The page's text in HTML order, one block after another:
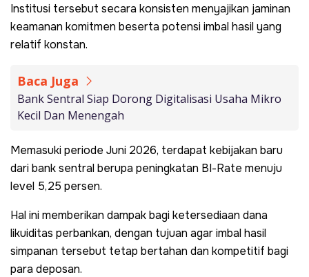
Institusi tersebut secara konsisten menyajikan jaminan
keamanan komitmen beserta potensi imbal hasil yang
relatif konstan.
Baca Juga
Bank Sentral Siap Dorong Digitalisasi Usaha Mikro
Kecil Dan Menengah
Memasuki periode Juni 2026, terdapat kebijakan baru
dari bank sentral berupa peningkatan BI-Rate menuju
level 5,25 persen.
Hal ini memberikan dampak bagi ketersediaan dana
likuiditas perbankan, dengan tujuan agar imbal hasil
simpanan tersebut tetap bertahan dan kompetitif bagi
para deposan.